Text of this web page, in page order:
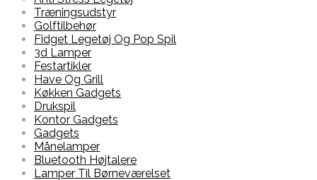
Træningsudstyr
Golftilbehør
Fidget Legetøj Og Pop Spil
3d Lamper
Festartikler
Have Og Grill
Køkken Gadgets
Drukspil
Kontor Gadgets
Gadgets
Månelamper
Bluetooth Højtalere
Lamper Til Børneværelset